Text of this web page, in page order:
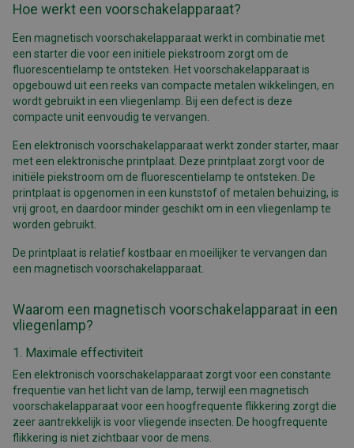
Hoe werkt een voorschakelapparaat?
Een magnetisch voorschakelapparaat werkt in combinatie met
een starter die voor een initiele piekstroom zorgt om de
fluorescentielamp te ontsteken. Het voorschakelapparaat is
opgebouwd uit een reeks van compacte metalen wikkelingen, en
wordt gebruikt in een vliegenlamp. Bij een defect is deze
compacte unit eenvoudig te vervangen.
Een elektronisch voorschakelapparaat werkt zonder starter, maar
met een elektronische printplaat. Deze printplaat zorgt voor de
initiële piekstroom om de fluorescentielamp te ontsteken. De
printplaat is opgenomen in een kunststof of metalen behuizing, is
vrij groot, en daardoor minder geschikt om in een vliegenlamp te
worden gebruikt.
De printplaat is relatief kostbaar en moeilijker te vervangen dan
een magnetisch voorschakelapparaat.
Waarom een magnetisch voorschakelapparaat in een
vliegenlamp?
1. Maximale effectiviteit
Een elektronisch voorschakelapparaat zorgt voor een constante
frequentie van het licht van de lamp, terwijl een magnetisch
voorschakelapparaat voor een hoogfrequente flikkering zorgt die
zeer aantrekkelijk is voor vliegende insecten. De hoogfrequente
flikkering is niet zichtbaar voor de mens.